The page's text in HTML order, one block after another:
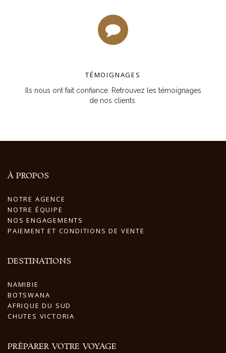
TÉMOIGNAGES
Ils nous ont fait confiance. Retrouvez les témoignages
de nos clients.
À PROPOS
NOTRE AGENCE
NOTRE ÉQUIPE
NOS ENGAGEMENTS
PAIEMENT ET CONDITIONS DE VENTE
DESTINATIONS
NAMIBIE
BOTSWANA
AFRIQUE DU SUD
CHUTES VICTORIA
PRÉPARER VOTRE VOYAGE